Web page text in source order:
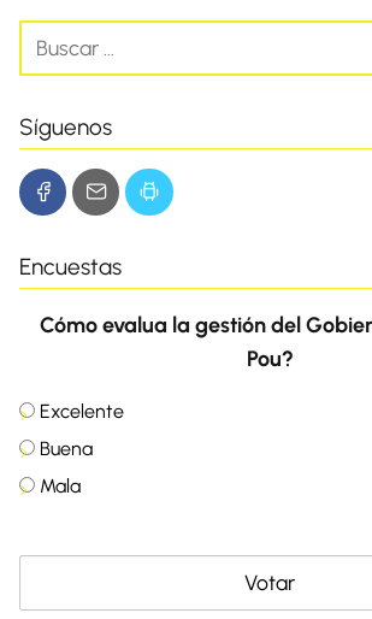
Síguenos
Encuestas
Cómo evalua la gestión del
Pou?
Excelente
Buena
Mala